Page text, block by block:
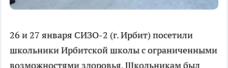
26 и 27 января СИЗО-2 (г. Ирбит) посетили
школьники Ирбитской школы с ограниченными
возможностями здоровья. Школьникам был